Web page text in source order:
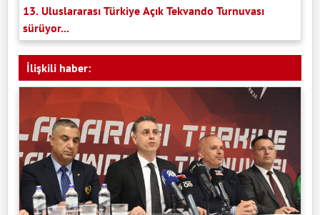
13. Uluslararası Türkiye Açık Tekvando Turnuvası
sürüyor...
İlişkili haber: